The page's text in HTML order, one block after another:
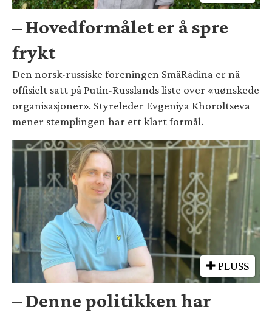
– Hovedformålet er å spre
frykt
Den norsk-russiske foreningen SmåRådina er nå
offisielt satt på Putin-Russlands liste over «uønskede
organisasjoner». Styreleder Evgeniya Khoroltseva
mener stemplingen har ett klart formål.
PLUSS
– Denne politikken har